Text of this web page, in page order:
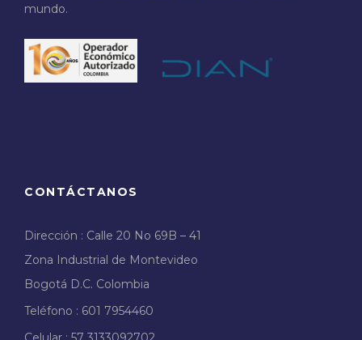
mundo.
CONTÁCTANOS
Dirección : Calle 20 No 69B – 41
Zona Industrial de Montevideo
Bogotá D.C. Colombia
Teléfono : 601 7954460